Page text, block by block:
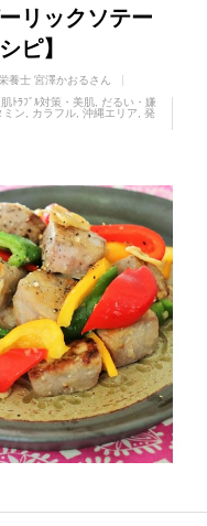
リックソテー
ピ】
養士 宮澤かおるさん
肌ﾄﾗﾌﾞﾙ対策・美肌
だるい・嫌
ミン カラフル 沖縄エリア
発